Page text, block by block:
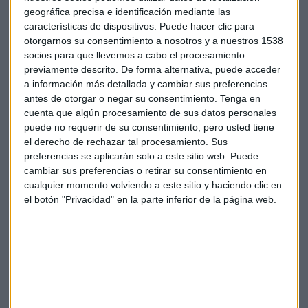
geográfica precisa e identificación mediante las
características de dispositivos. Puede hacer clic para
otorgarnos su consentimiento a nosotros y a nuestros 1538
socios para que llevemos a cabo el procesamiento
previamente descrito. De forma alternativa, puede acceder
a información más detallada y cambiar sus preferencias
antes de otorgar o negar su consentimiento. Tenga en
cuenta que algún procesamiento de sus datos personales
puede no requerir de su consentimiento, pero usted tiene
el derecho de rechazar tal procesamiento. Sus
preferencias se aplicarán solo a este sitio web. Puede
cambiar sus preferencias o retirar su consentimiento en
cualquier momento volviendo a este sitio y haciendo clic en
el botón "Privacidad" en la parte inferior de la página web.
El año pasado, Apple fue multada con 450 millones de
dólares tras ser acusada de pactar con cinco editoriales
para elevar el precio de los libros electrónicos.
Suscríbete a nuestros boletines
Te enviaremos las noticias más importantes del día